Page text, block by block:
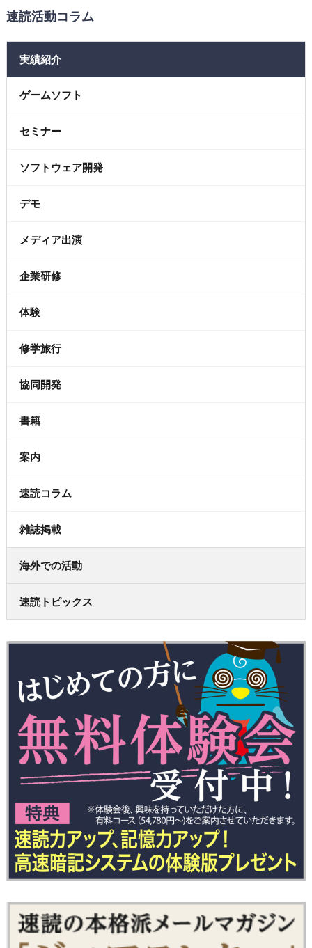
速読活動コラム
実績紹介
ゲームソフト
セミナー
ソフトウェア開発
デモ
メディア出演
企業研修
体験
修学旅行
協同開発
書籍
案内
速読コラム
雑誌掲載
海外での活動
速読トピックス